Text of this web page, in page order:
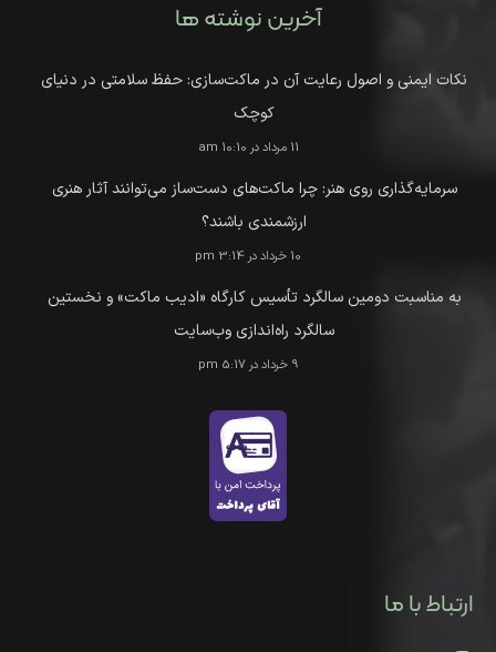
آخرین نوشته ها
نکات ایمنی و اصول رعایت آن در ماکت‌سازی: حفظ سلامتی در دنیای
کوچک
11 مرداد در 10:10 am
سرمایه‌گذاری روی هنر: چرا ماکت‌های دست‌ساز می‌توانند آثار هنری
ارزشمندی باشند؟
10 خرداد در 3:14 pm
به مناسبت دومین سالگرد تأسیس کارگاه «ادیب ماکت» و نخستین
سالگرد راه‌اندازی وب‌سایت
9 خرداد در 5:17 pm
ارتباط با ما